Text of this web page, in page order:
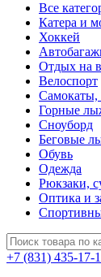
Все
Катера и
Хоккей
Отдых на
Велоспорт
Самокаты,
Горные
Сноуборд
Беговые
Обувь
Одежда
Рюкзаки,
Оптика и
+7 (831) 435-17-